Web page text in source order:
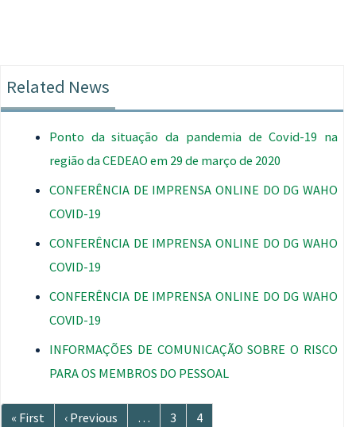
Related News
Ponto da situação da pandemia de Covid-19 na
região da CEDEAO em 29 de março de 2020
CONFERÊNCIA DE IMPRENSA ONLINE DO DG WAHO
COVID-19
CONFERÊNCIA DE IMPRENSA ONLINE DO DG WAHO
COVID-19
CONFERÊNCIA DE IMPRENSA ONLINE DO DG WAHO
COVID-19
INFORMAÇÕES DE COMUNICAÇÃO SOBRE O RISCO
PARA OS MEMBROS DO PESSOAL
Paginação
Primeira
« First
Página
‹ Previous … Página
3 Página
4